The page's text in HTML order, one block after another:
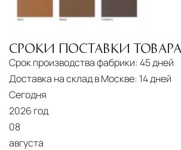
СРОКИ ПОСТАВКИ ТОВАРА
Срок производства фабрики: 45 дней
Доставка на склад в Москве: 14 дней
Сегодня
2026 год
08
августа